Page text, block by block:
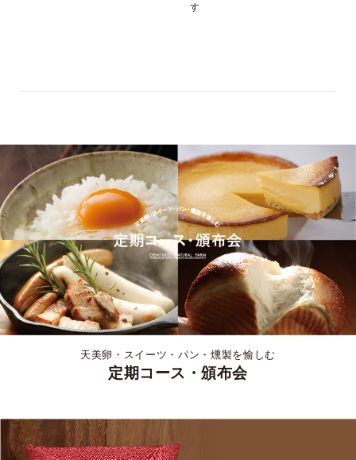
す
天美卵・スイーツ・パン・燻製を愉しむ
定期コース・頒布会